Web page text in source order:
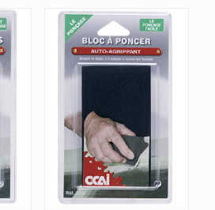
a
plusieurs
variations.
Les
options
sur
la
page
du
produit